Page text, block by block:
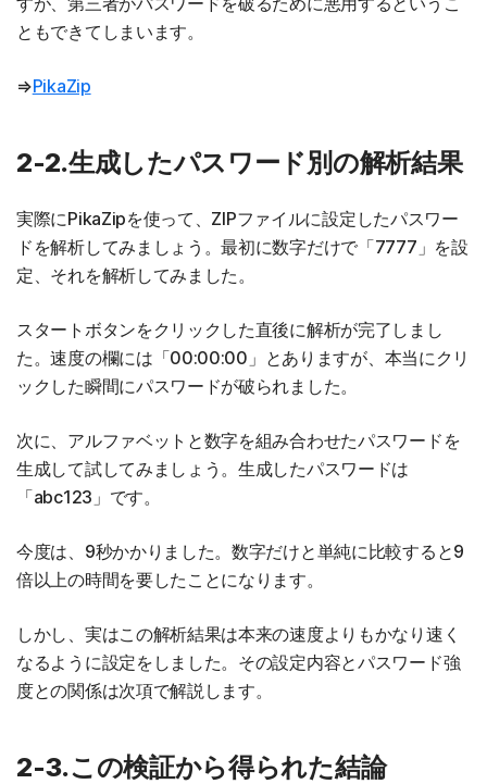
ともできてしまいます。
⇒PikaZip
2-2.生成したパスワード別の解析結果
実際にPikaZipを使って、ZIPファイルに設定したパスワー
ドを解析してみましょう。最初に数字だけで「7777」を設
定、それを解析してみました。
スタートボタンをクリックした直後に解析が完了しまし
た。速度の欄には「00:00:00」とありますが、本当にクリ
ックした瞬間にパスワードが破られました。
次に、アルファベットと数字を組み合わせたパスワードを
生成して試してみましょう。生成したパスワードは
「abc123」です。
今度は、9秒かかりました。数字だけと単純に比較すると9
倍以上の時間を要したことになります。
しかし、実はこの解析結果は本来の速度よりもかなり速く
なるように設定をしました。その設定内容とパスワード強
度との関係は次項で解説します。
2-3.この検証から得られた結論